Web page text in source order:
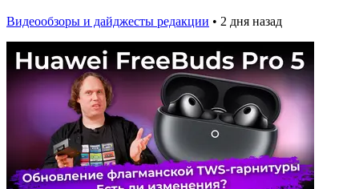
Видеообзоры и дайджесты редакции • 2 дня назад